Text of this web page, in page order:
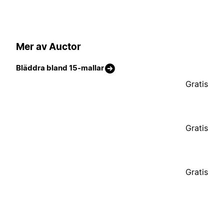
Mer av Auctor
Bläddra bland 15-mallar
Gratis
Gratis
Gratis